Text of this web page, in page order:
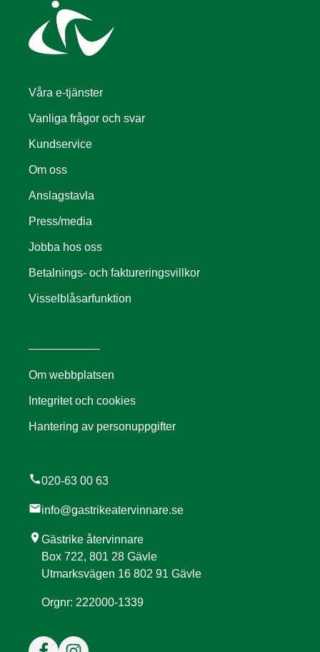
Våra e-tjänster
Vanliga frågor och svar
Kundservice
Om oss
Anslagstavla
Press/media
Jobba hos oss
Betalnings- och faktureringsvillkor
Visselblåsarfunktion
Om webbplatsen
Integritet och cookies
Hantering av personuppgifter
call020-63 00 63
mailinfo@gastrikeatervinnare.se
location_onGästrike återvinnare
Box 722, 801 28 Gävle
Utmarksvägen 16 802 91 Gävle
Orgnr: 222000-1339